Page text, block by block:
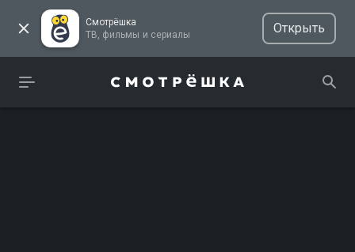
Смотрёшка
ТВ, фильмы и сериалы
Открыть